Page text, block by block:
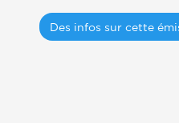
Des infos sur cette